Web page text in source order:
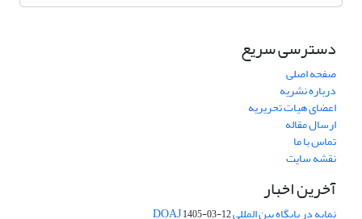
دسترسی سریع
صفحه اصلی
درباره نشریه
اعضای هیات تحریریه
ارسال مقاله
تماس با ما
نقشه سایت
آخرین اخبار
نمایه در پایگاه بین المللی DOAJ1405-03-12